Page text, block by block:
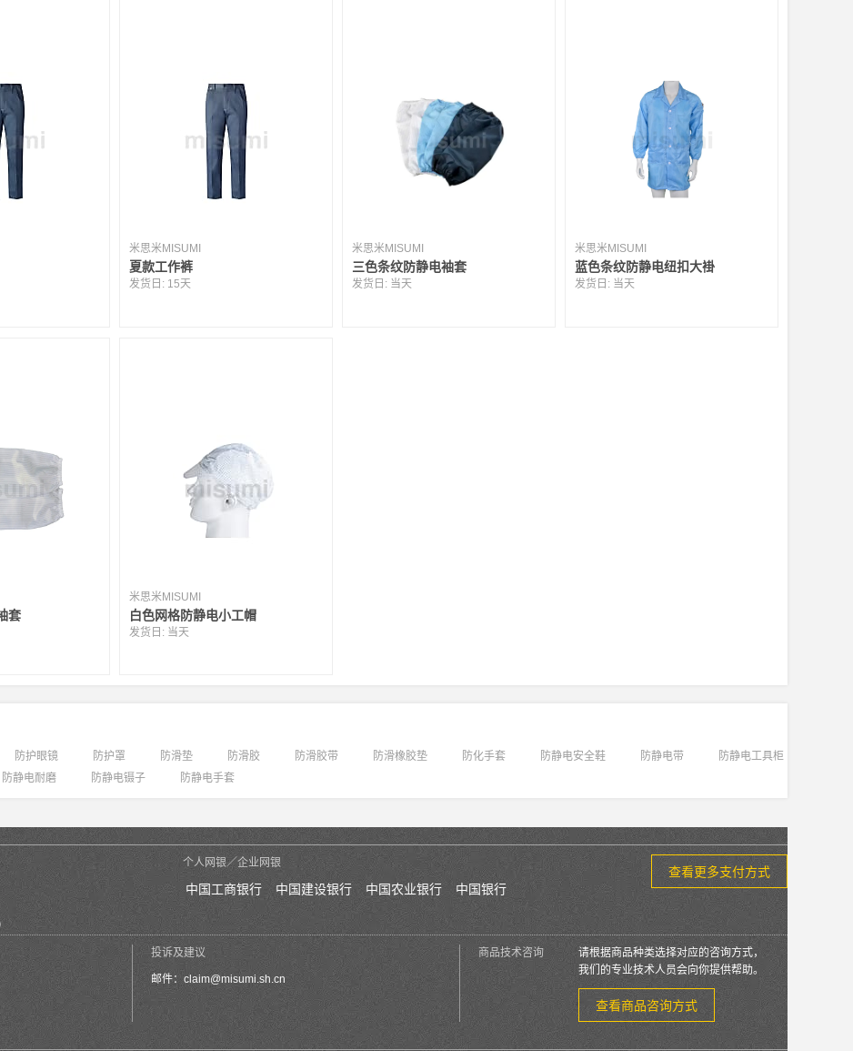
米思米MISUMI
夏款工作裤
发货日: 15天
米思米MISUMI
三色条纹防静电袖套
发货日: 当天
米思米MISUMI
蓝色条纹防静电纽扣大褂
发货日: 当天
套
米思米MISUMI
白色网格防静电小工帽
发货日: 当天
防护眼镜 防护罩 防滑垫 防滑胶 防滑胶带 防滑橡胶垫 防化手套 防静电安全鞋 防静电带
防静电工具柜
防静电耐磨 防静电镊子 防静电手套
个人网银／企业网银
中国工商银行 中国建设银行 中国农业银行 中国银行
查看更多支付方式
投诉及建议
邮件： claim@misumi.sh.cn
商品技术咨询
请根据商品种类选择对应的咨询方式，
我们的专业技术人员会向你提供帮助。
查看商品咨询方式